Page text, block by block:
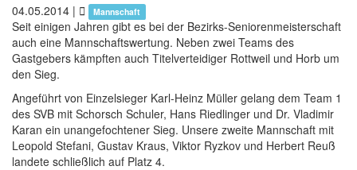
04.05.2014 | Mannschaft
Seit einigen Jahren gibt es bei der Bezirks-Seniorenmeisterschaft
auch eine Mannschaftswertung. Neben zwei Teams des
Gastgebers kämpften auch Titelverteidiger Rottweil und Horb um
den Sieg.
Angeführt von Einzelsieger Karl-Heinz Müller gelang dem Team 1
des SVB mit Schorsch Schuler, Hans Riedlinger und Dr. Vladimir
Karan ein unangefochtener Sieg. Unsere zweite Mannschaft mit
Leopold Stefani, Gustav Kraus, Viktor Ryzkov und Herbert Reuß
landete schließlich auf Platz 4.